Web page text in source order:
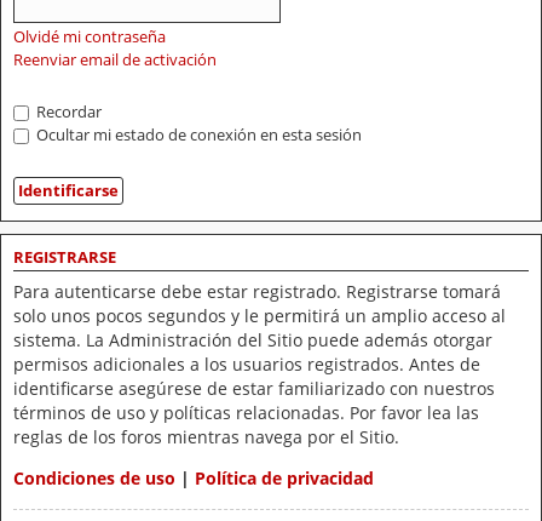
Olvidé mi contraseña
Reenviar email de activación
Recordar
Ocultar mi estado de conexión en esta sesión
REGISTRARSE
Para autenticarse debe estar registrado. Registrarse tomará
solo unos pocos segundos y le permitirá un amplio acceso al
sistema. La Administración del Sitio puede además otorgar
permisos adicionales a los usuarios registrados. Antes de
identificarse asegúrese de estar familiarizado con nuestros
términos de uso y políticas relacionadas. Por favor lea las
reglas de los foros mientras navega por el Sitio.
Condiciones de uso | Política de privacidad